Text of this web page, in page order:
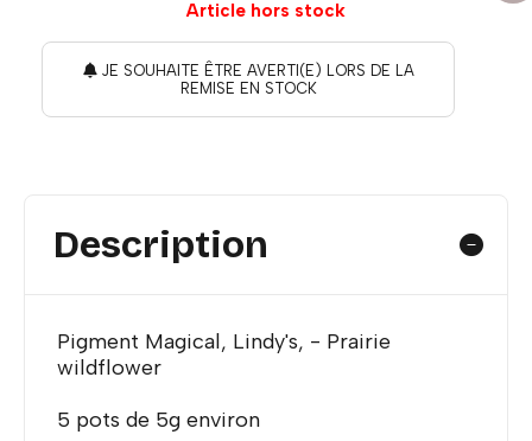
Article hors stock
JE SOUHAITE ÊTRE AVERTI(E) LORS DE LA
REMISE EN STOCK
Description
Pigment Magical, Lindy's, - Prairie
wildflower
5 pots de 5g environ